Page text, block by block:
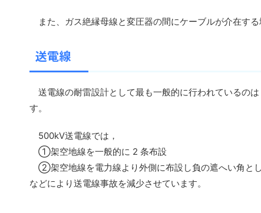
また、ガス絶縁母線と変圧器の間にケーブルが介在す
送電線
送電線の耐雷設計として最も一般的に行われているの
す。
500kV送電線では，
①架空地線を一般的に 2 条布設
②架空地線を電力線より外側に布設し負の遮へい角と
などにより送電線事故を減少させています。